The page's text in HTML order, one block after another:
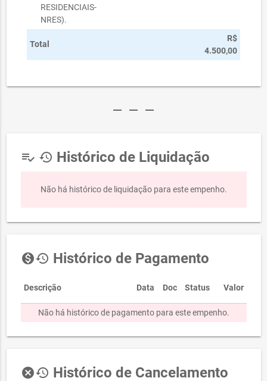
RESIDENCIAIS-
NRES).
Total
R$
4.500,00
remove remove remove
playlist_add_check history Histórico de Liquidação
Não há histórico de liquidação para este empenho.
monetization_onhistory Histórico de Pagamento
Descrição Data Doc Status Valor
Não há histórico de pagamento para este empenho.
cancelhistory Histórico de Cancelamento